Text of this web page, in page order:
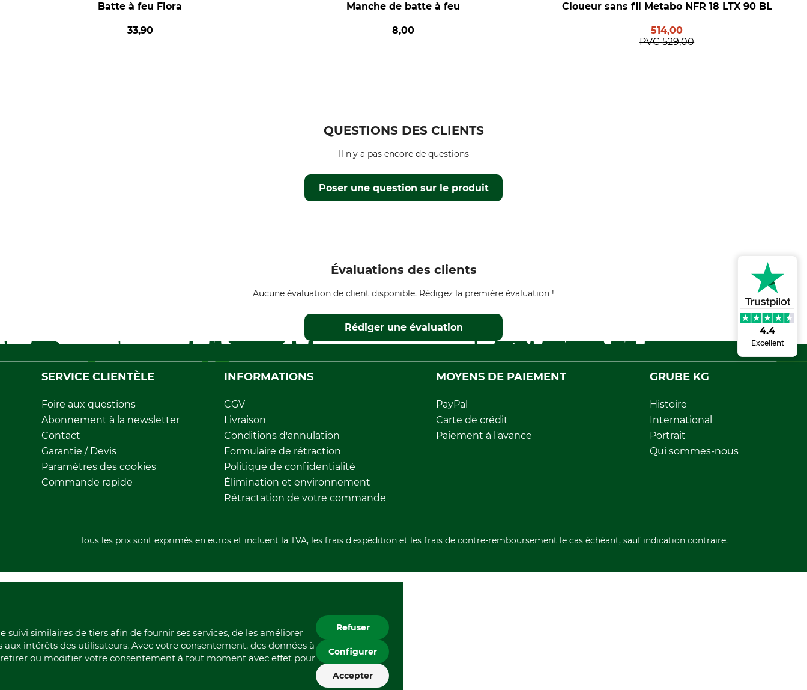
4.4
Excellent
Batte à feu Flora
33,90
Manche de batte à feu
8,00
Cloueur sans fil Metabo NFR 18 LTX 90 BL
514,00
PVC 529,00
QUESTIONS DES CLIENTS
Poser une question sur le produit
Il n'y a pas encore de questions
Évaluations des clients
Aucune évaluation de client disponible. Rédigez la première évaluation !
Rédiger une évaluation
SERVICE CLIENTÈLE
Foire aux questions
Abonnement à la newsletter
Contact
Garantie / Devis
Paramètres des cookies
Commande rapide
INFORMATIONS
CGV
Livraison
Conditions d'annulation
Formulaire de rétraction
Politique de confidentialité
Élimination et environnement
Rétractation de votre commande
MOYENS DE PAIEMENT
PayPal
Carte de crédit
Paiement á l'avance
GRUBE KG
Histoire
International
Portrait
Qui sommes-nous
Tous les prix sont exprimés en euros et incluent la TVA, les frais d'expédition et les frais de contre-remboursement le cas échéant, sauf indication contraire.
suivi similaires de tiers afin de fournir ses services, de les améliorer
intérêts des utilisateurs. Avec votre consentement, des données à
ou modifier votre consentement à tout moment avec effet pour
Refuser
Configurer
Accepter